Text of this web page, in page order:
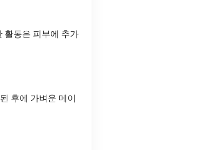
활동은 피부에 추가
후에 가벼운 메이